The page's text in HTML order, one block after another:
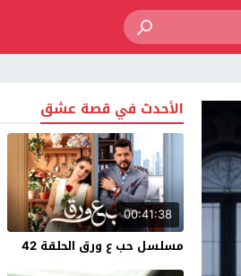
الأحدث في قصة عشق
00:41:38
مسلسل حب ع ورق الحلقة 42